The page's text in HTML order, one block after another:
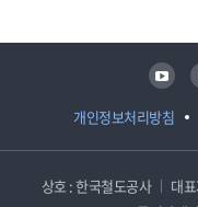
개인정보처리방침
유튜브
상호 : 한국철도공사 대